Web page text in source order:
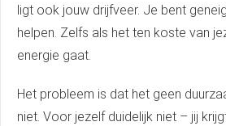
ligt ook jouw drijfveer. Je bent
helpen. Zelfs als het ten koste van
energie gaat.
Het probleem is dat het geen
niet. Voor jezelf duidelijk niet – jij